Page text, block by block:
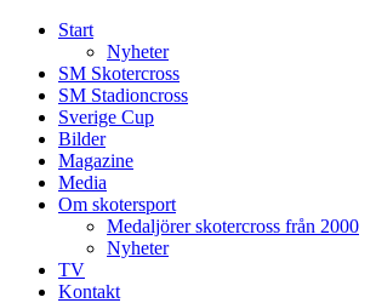
Start
Nyheter
SM Skotercross
SM Stadioncross
Sverige Cup
Bilder
Magazine
Media
Om skotersport
Medaljörer skotercross från 2000
Nyheter
TV
Kontakt